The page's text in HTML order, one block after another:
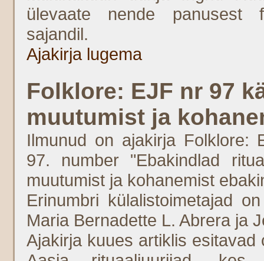
ülevaate nende panusest
sajandil.
Ajakirja lugema
Folklore: EJF nr 97
muutumist ja
Ilmunud on ajakirja Folklore:
97. number "Ebakindlad
muutumist ja kohanemist
Erinumbri külalistoimetajad
Maria Bernadette L. Abrera ja
Ajakirja kuues artiklis